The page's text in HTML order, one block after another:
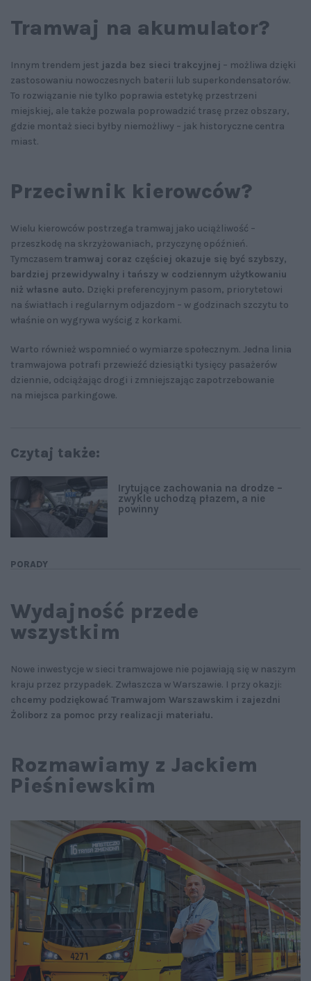
Tramwaj na akumulator?
Innym trendem jest jazda bez sieci trakcyjnej – możliwa dzięki
zastosowaniu nowoczesnych baterii lub superkondensatorów.
To rozwiązanie nie tylko poprawia estetykę przestrzeni
miejskiej, ale także pozwala poprowadzić trasę przez obszary,
gdzie montaż sieci byłby niemożliwy – jak historyczne centra
miast.
Przeciwnik kierowców?
Wielu kierowców postrzega tramwaj jako uciążliwość –
przeszkodę na skrzyżowaniach, przyczynę opóźnień.
Tymczasem tramwaj coraz częściej okazuje się być szybszy,
bardziej przewidywalny i tańszy w codziennym użytkowaniu
niż własne auto. Dzięki preferencyjnym pasom, priorytetowi
na światłach i regularnym odjazdom – w godzinach szczytu to
właśnie on wygrywa wyścig z korkami.
Warto również wspomnieć o wymiarze społecznym. Jedna linia
tramwajowa potrafi przewieźć dziesiątki tysięcy pasażerów
dziennie, odciążając drogi i zmniejszając zapotrzebowanie
na miejsca parkingowe.
Czytaj także:
PORADY
Irytujące zachowania na drodze –
zwykle uchodzą płazem, a nie
powinny
Wydajność przede
wszystkim
Nowe inwestycje w sieci tramwajowe nie pojawiają się w naszym
kraju przez przypadek. Zwłaszcza w Warszawie. I przy okazji:
chcemy podziękować Tramwajom Warszawskim i zajezdni
Żoliborz za pomoc przy realizacji materiału.
Rozmawiamy z Jackiem
Pieśniewskim